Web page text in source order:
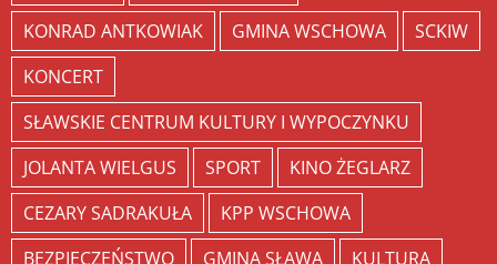
KONRAD ANTKOWIAK
GMINA WSCHOWA
SCKIW
KONCERT
SŁAWSKIE CENTRUM KULTURY I WYPOCZYNKU
JOLANTA WIELGUS
SPORT
KINO ŻEGLARZ
CEZARY SADRAKUŁA
KPP WSCHOWA
BEZPIECZEŃSTWO
GMINA SŁAWA
KULTURA